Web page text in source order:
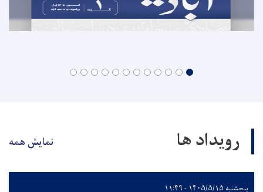
رویداد ها نمایش همه
پنجشنبه ۱۴۰۵/۵/۱۵ - ۱۱:۴۹